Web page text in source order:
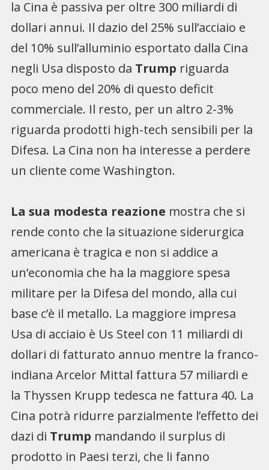
la Cina è passiva per oltre 300 miliardi di
dollari annui. Il dazio del 25% sull’acciaio e
del 10% sull’alluminio esportato dalla Cina
negli Usa disposto da Trump riguarda
poco meno del 20% di questo deficit
commerciale. Il resto, per un altro 2-3%
riguarda prodotti high-tech sensibili per la
Difesa. La Cina non ha interesse a perdere
un cliente come Washington.
La sua modesta reazione mostra che si
rende conto che la situazione siderurgica
americana è tragica e non si addice a
un’economia che ha la maggiore spesa
militare per la Difesa del mondo, alla cui
base c’è il metallo. La maggiore impresa
Usa di acciaio è Us Steel con 11 miliardi di
dollari di fatturato annuo mentre la franco-
indiana Arcelor Mittal fattura 57 miliardi e
la Thyssen Krupp tedesca ne fattura 40. La
Cina potrà ridurre parzialmente l’effetto dei
dazi di Trump mandando il surplus di
prodotto in Paesi terzi, che li fanno